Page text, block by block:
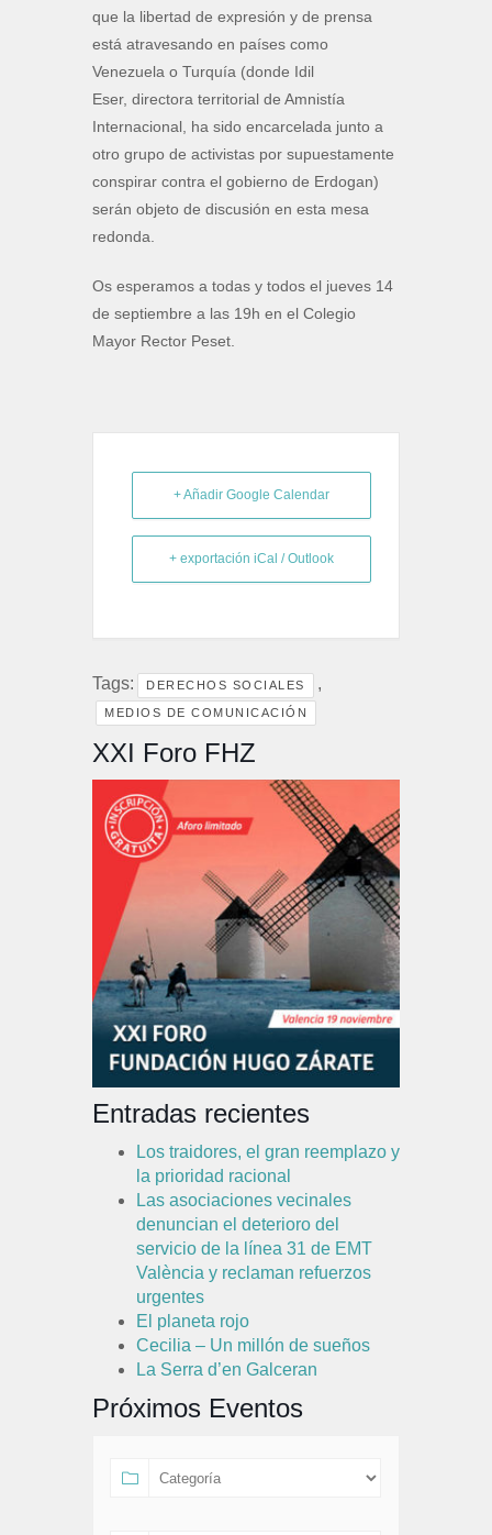
que la libertad de expresión y de prensa
está atravesando en países como
Venezuela o Turquía (donde Idil
Eser, directora territorial de Amnistía
Internacional, ha sido encarcelada junto a
otro grupo de activistas por supuestamente
conspirar contra el gobierno de Erdogan)
serán objeto de discusión en esta mesa
redonda.
Os esperamos a todas y todos el jueves 14
de septiembre a las 19h en el Colegio
Mayor Rector Peset.
+ Añadir Google Calendar
+ exportación iCal / Outlook
Tags: DERECHOS SOCIALES ,
MEDIOS DE COMUNICACIÓN
XXI Foro FHZ
Entradas recientes
Los traidores, el gran reemplazo y
la prioridad racional
Las asociaciones vecinales
denuncian el deterioro del
servicio de la línea 31 de EMT
València y reclaman refuerzos
urgentes
El planeta rojo
Cecilia – Un millón de sueños
La Serra d’en Galceran
Próximos Eventos